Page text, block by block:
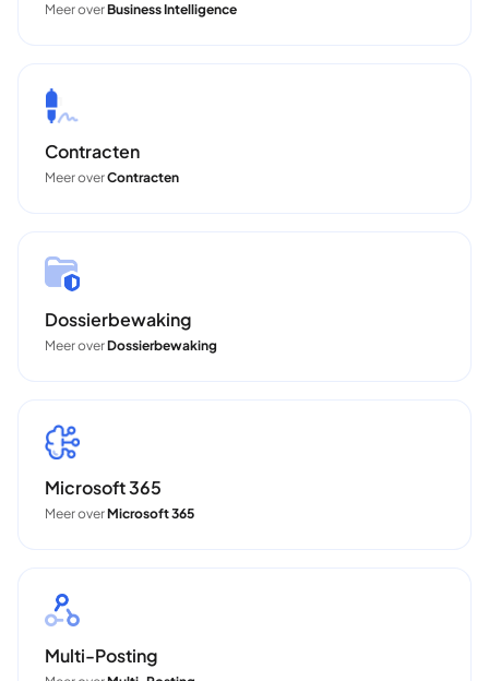
Meer overBusiness Intelligence
Contracten
Meer overContracten
Dossierbewaking
Meer overDossierbewaking
Microsoft 365
Meer overMicrosoft 365
Multi-Posting